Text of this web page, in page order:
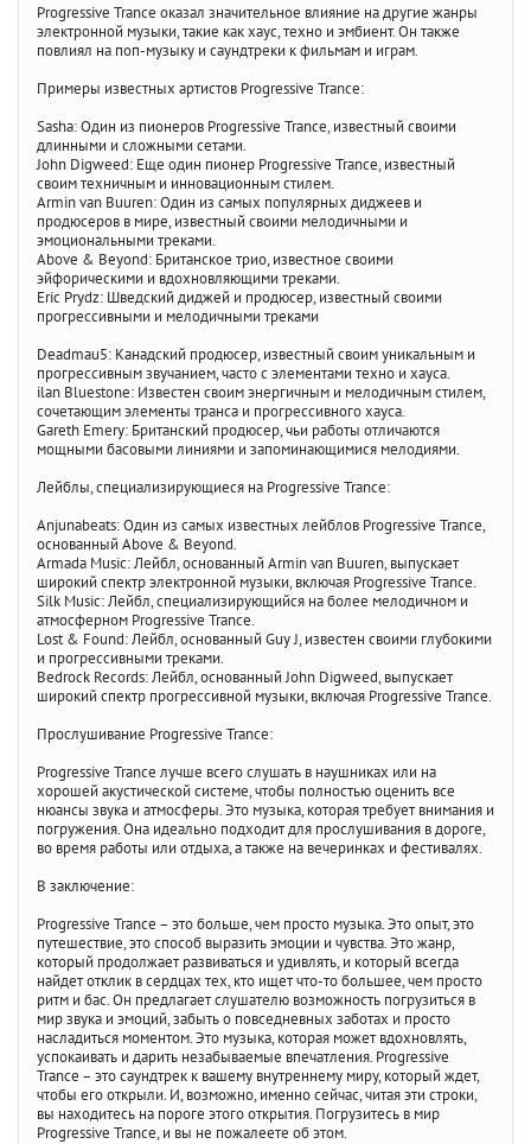
Progressive Trance оказал значительное влияние на другие жанры
электронной музыки, такие как хаус, техно и эмбиент. Он также
повлиял на поп-музыку и саундтреки к фильмам и играм.
Примеры известных артистов Progressive Trance:
Sasha: Один из пионеров Progressive Trance, известный своими
длинными и сложными сетами.
John Digweed: Еще один пионер Progressive Trance, известный
своим техничным и инновационным стилем.
Armin van Buuren: Один из самых популярных диджеев и
продюсеров в мире, известный своими мелодичными и
эмоциональными треками.
Above & Beyond: Британское трио, известное своими
эйфорическими и вдохновляющими треками.
Eric Prydz: Шведский диджей и продюсер, известный своими
прогрессивными и мелодичными треками
Deadmau5: Канадский продюсер, известный своим уникальным и
прогрессивным звучанием, часто с элементами техно и хауса.
ilan Bluestone: Известен своим энергичным и мелодичным стилем,
сочетающим элементы транса и прогрессивного хауса.
Gareth Emery: Британский продюсер, чьи работы отличаются
мощными басовыми линиями и запоминающимися мелодиями.
Лейблы, специализирующиеся на Progressive Trance:
Anjunabeats: Один из самых известных лейблов Progressive Trance,
основанный Above & Beyond.
Armada Music: Лейбл, основанный Armin van Buuren, выпускает
широкий спектр электронной музыки, включая Progressive Trance.
Silk Music: Лейбл, специализирующийся на более мелодичном и
атмосферном Progressive Trance.
Lost & Found: Лейбл, основанный Guy J, известен своими глубокими
и прогрессивными треками.
Bedrock Records: Лейбл, основанный John Digweed, выпускает
широкий спектр прогрессивной музыки, включая Progressive Trance.
Прослушивание Progressive Trance:
Progressive Trance лучше всего слушать в наушниках или на
хорошей акустической системе, чтобы полностью оценить все
нюансы звука и атмосферы. Это музыка, которая требует внимания и
погружения. Она идеально подходит для прослушивания в дороге,
во время работы или отдыха, а также на вечеринках и фестивалях.
В заключение:
Progressive Trance – это больше, чем просто музыка. Это опыт, это
путешествие, это способ выразить эмоции и чувства. Это жанр,
который продолжает развиваться и удивлять, и который всегда
найдет отклик в сердцах тех, кто ищет что-то большее, чем просто
ритм и бас. Он предлагает слушателю возможность погрузиться в
мир звука и эмоций, забыть о повседневных заботах и просто
насладиться моментом. Это музыка, которая может вдохновлять,
успокаивать и дарить незабываемые впечатления. Progressive
Trance – это саундтрек к вашему внутреннему миру, который ждет,
чтобы его открыли. И, возможно, именно сейчас, читая эти строки,
вы находитесь на пороге этого открытия. Погрузитесь в мир
Progressive Trance, и вы не пожалеете об этом.